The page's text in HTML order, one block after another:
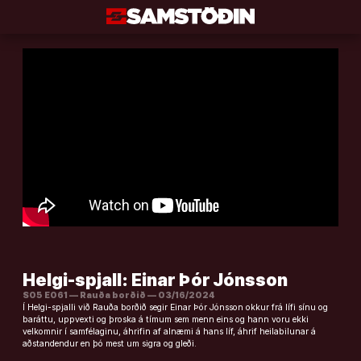
Helgi-spjall: Einar Þór Jónsson
S05 E061 — Rauða borðið — 03/16/2024
Í Helgi-spjalli við Rauða borðið segir Einar Þór Jónsson okkur frá lífi sínu og
baráttu, uppvexti og þroska á tímum sem menn eins og hann voru ekki
velkomnir í samfélaginu, áhrifin af alnæmi á hans líf, áhrif heilabilunar á
aðstandendur en þó mest um sigra og gleði.